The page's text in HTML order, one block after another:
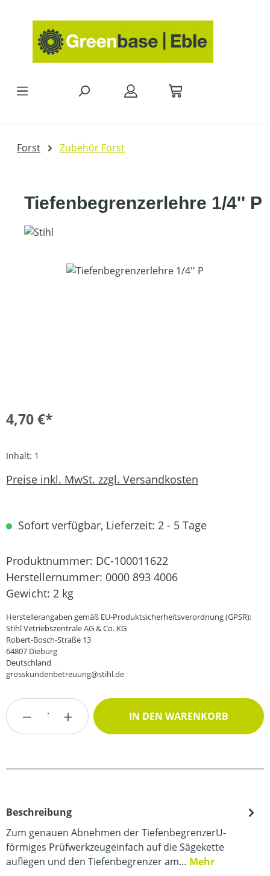
Forst Zubehör Forst
Tiefenbegrenzerlehre 1/4'' P
Bildergalerie überspringen
4,70 €*
Inhalt: 1
Preise inkl. MwSt. zzgl. Versandkosten
Sofort verfügbar, Lieferzeit: 2 - 5 Tage
Produktnummer: DC-100011622
Herstellernummer: 0000 893 4006
Gewicht: 2 kg
Herstellerangaben gemäß EU-Produktsicherheitsverordnung (GPSR):
Stihl Vetriebszentrale AG & Co. KG
Robert-Bosch-Straße 13
64807 Dieburg
Deutschland
grosskundenbetreuung@stihl.de
Produkt Anzahl: Gib den gewünschten
IN DEN WARENKORB
Beschreibung
Zum genauen Abnehmen der TiefenbegrenzerU-
förmiges Prüfwerkzeugeinfach auf die Sägekette
auflegen und den Tiefenbegrenzer am… Mehr